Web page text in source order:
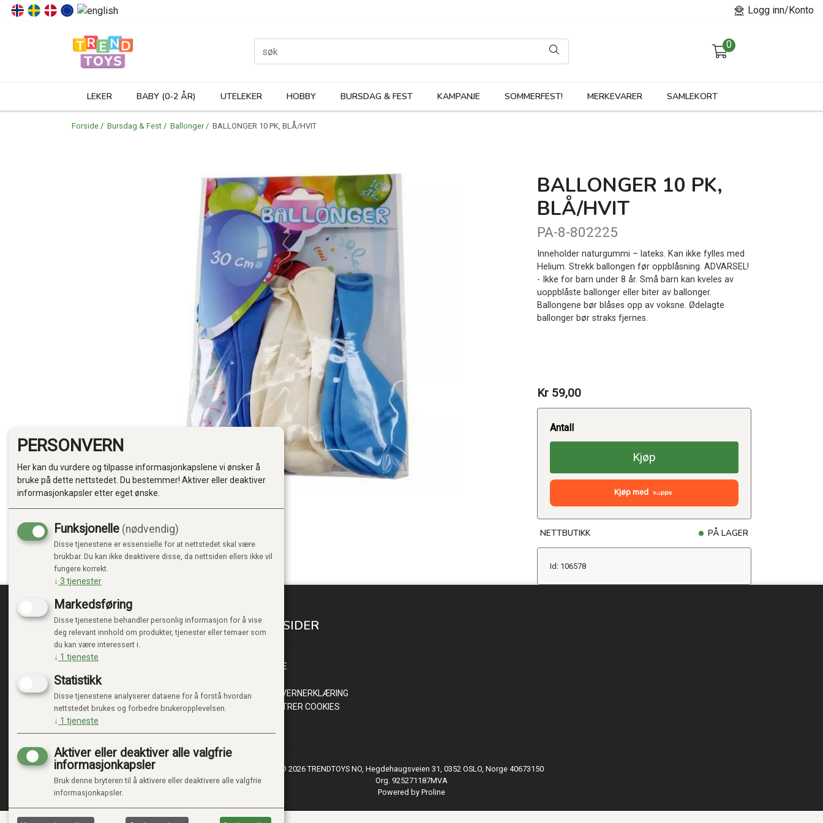
Logg inn/Konto
0
LEKER BABY (0-2 ÅR) UTELEKER HOBBY BURSDAG & FEST KAMPANJE SOMMERFEST! MERKEVARER SAMLEKORT
Forside / Bursdag & Fest / Ballonger / BALLONGER 10 PK, BLÅ/HVIT
BALLONGER 10 PK,
BLÅ/HVIT
PA-8-802225
Inneholder naturgummi – lateks. Kan ikke fylles med
Helium. Strekk ballongen før oppblåsning. ADVARSEL!
- Ikke for barn under 8 år. Små barn kan kveles av
uoppblåste ballonger eller biter av ballonger.
Ballongene bør blåses opp av voksne. Ødelagte
ballonger bør straks fjernes.
Kr 59,00
Antall
Kjøp
Kjøp med
NETTBUTIKK PÅ LAGER
Id: 106578
TRENDTOYS.NO
OM TRENDTOYS
GAVEKORT
MINE SIDER
NY KUNDE
PERSONVERNERKLÆRING
ADMINISTRER COOKIES
© 2026 TRENDTOYS NO, Hegdehaugsveien 31, 0352 OSLO, Norge 40673150
Org. 925271187MVA
Powered by Proline
PERSONVERN
Her kan du vurdere og tilpasse informasjonkapslene vi ønsker å
bruke på dette nettstedet. Du bestemmer! Aktiver eller deaktiver
informasjonkapsler etter eget ønske.
Funksjonelle (nødvendig)
Disse tjenestene er essensielle for at nettstedet skal være
brukbar. Du kan ikke deaktivere disse, da nettsiden ellers ikke vil
fungere korrekt.
↓ 3 tjenester
Markedsføring
Disse tjenestene behandler personlig informasjon for å vise
deg relevant innhold om produkter, tjenester eller temaer som
du kan være interessert i.
↓ 1 tjeneste
Statistikk
Disse tjenestene analyserer dataene for å forstå hvordan
nettstedet brukes og forbedre brukeropplevelsen.
↓ 1 tjeneste
Aktiver eller deaktiver alle valgfrie
informasjonkapsler
Bruk denne bryteren til å aktivere eller deaktivere alle valgfrie
informasjonkapsler.